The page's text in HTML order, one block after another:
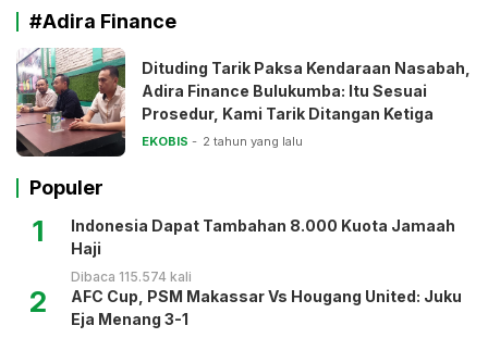
#Adira Finance
Dituding Tarik Paksa Kendaraan Nasabah,
Adira Finance Bulukumba: Itu Sesuai
Prosedur, Kami Tarik Ditangan Ketiga
EKOBIS 2 tahun yang lalu
Populer
1
Indonesia Dapat Tambahan 8.000 Kuota Jamaah
Haji
Dibaca 115.574 kali
2
AFC Cup, PSM Makassar Vs Hougang United: Juku
Eja Menang 3-1